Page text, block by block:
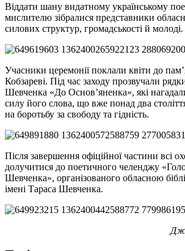
Віддати шану видатному українському
мислителю зібралися представники
силових структур, громадськості й молоді.
Учасники церемонії поклали квіти до
Кобзареві. Під час заходу прозвучали
Шевченка «До Основ’яненка», які
силу його слова, що вже понад два
на боротьбу за свободу та гідність.
Після завершення офіційної частини всі
долучитися до поетичного челенджу
Шевченка», організованого обласною
імені Тараса Шевченка.